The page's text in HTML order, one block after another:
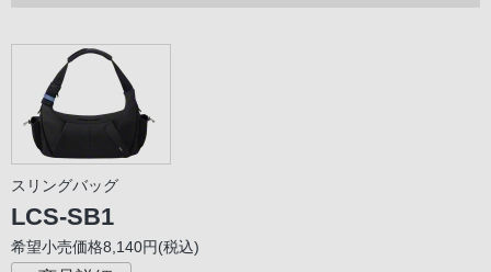
スリングバッグ
LCS-SB1
希望小売価格8,140円(税込)